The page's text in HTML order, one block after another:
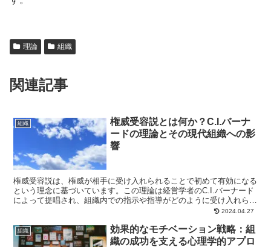
理論 組織
関連記事
組織
権威受容説とは何か？C.I.バーナ
ードの理論とその現代組織への影
響
権威受容説は、権威が相手に受け入れられることで初めて有効になる
という理念に基づいています。この理論は経営学者のC.I.バーナード
によって提唱され、組織内での指示や指導がどのように受け入れられ
るかについて深い洞察を提供しています。この記事では... 2024.04.27
組織
効果的なモチベーション戦略：組
織の成功を支える心理学的アプロ